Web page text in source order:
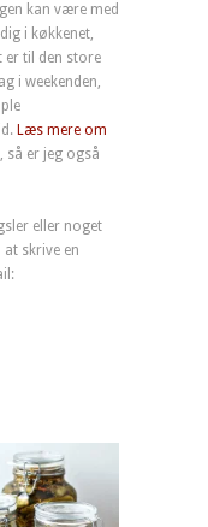
kan være med
i køkkenet,
er til den store
i weekenden,
Læs mere om
så er jeg også
eller noget
skrive en